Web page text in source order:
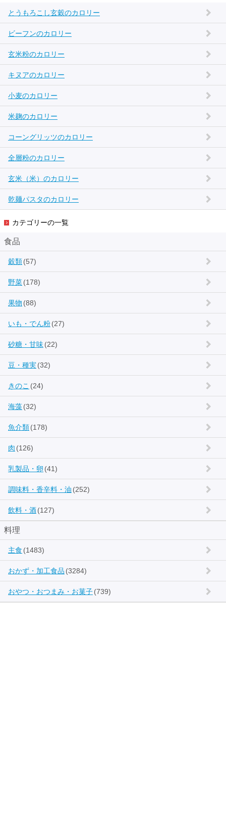
とうもろこし玄穀のカロリー
ビーフンのカロリー
玄米粉のカロリー
キヌアのカロリー
小麦のカロリー
米麹のカロリー
コーングリッツのカロリー
全層粉のカロリー
玄米（米）のカロリー
乾麺パスタのカロリー
カテゴリーの一覧
食品
穀類(57)
野菜(178)
果物 (88)
いも・でん粉(27)
砂糖・甘味(22)
豆・種実(32)
きのこ (24)
海藻(32)
魚介類(178)
肉 (126)
乳製品・卵 (41)
調味料・香辛料・油 (252)
飲料・酒(127)
料理
主食 (1483)
おかず・加工食品 (3284)
おやつ・おつまみ・お菓子(739)